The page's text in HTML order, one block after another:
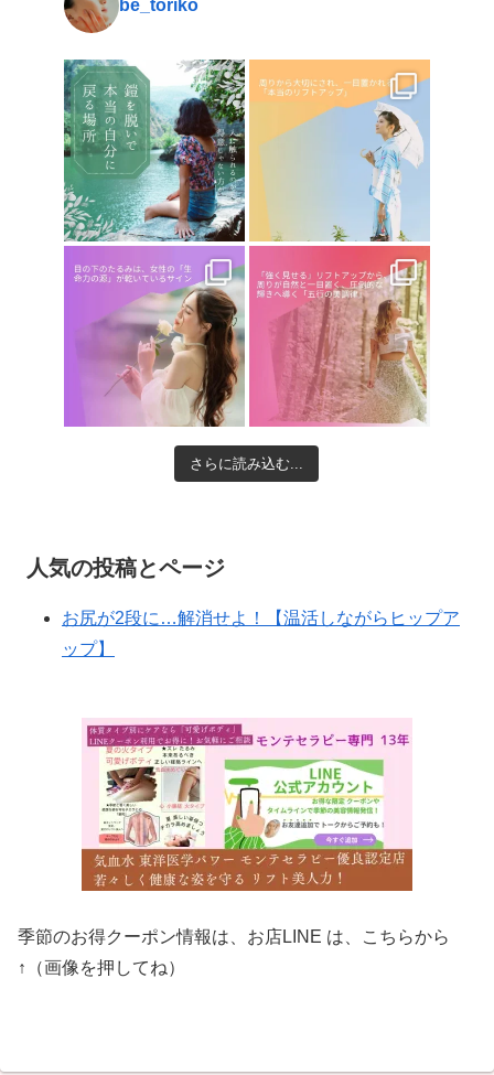
be_toriko
さらに読み込む...
人気の投稿とページ
お尻が2段に…解消せよ！【温活しながらヒップア
ップ】
季節のお得クーポン情報は、お店LINE は、こちらから
↑（画像を押してね）